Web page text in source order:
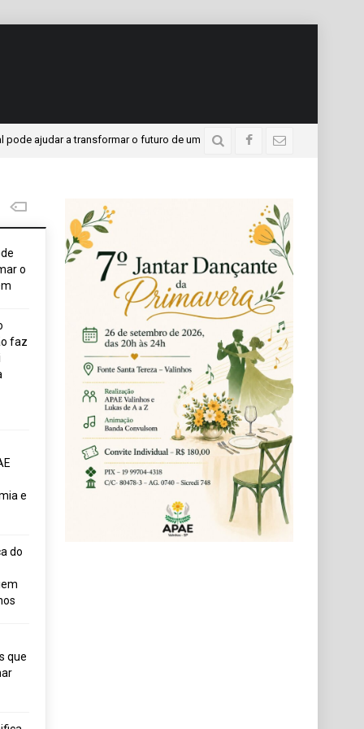
a transformar o futuro de um jovem 2 dias atrás
o
faz
e
do
que